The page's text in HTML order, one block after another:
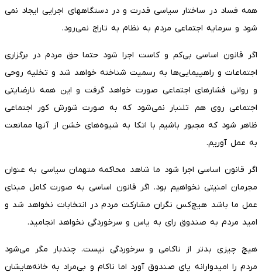
همه فساد در ساختار سیاسی قدرت و در دستگاه­های اجرایی ایجاد نمی­‌
شود و سرمایه اجتماعی مردم به نظام به تاراج نمی­‌رود.
اگر قانون اساسی بی‌کم و کاست اجرا شود حتما حق مردم در برگزاری
اجتماعات و راه­پیمایی­‌ها به رسمیت شناخته خواهد شد و تخلیه روحی
و روانی فشارهای اجتماعی صورت خواهد گرفت و این همه نارضایتی
اجتماعی روی هم تلنبار نمی‌­شود که به صورت شورش کور اجتماعی
ظاهر شود که مجبور باشیم با اتکا به شیوه‌های خشن از آنها ممانعت
به عمل آوریم.
اگر قانون اساسی اجرا شود ما شاهد محاکمه متهمان سیاسی به عنوان
مجرمان امنیتی نخواهیم بود. اگر قانون اساسی به صورت کامل مبنای
عمل ما باشد هیچ‌کس نگران مشارکت مردم در انتخابات نخواهد شد و
امید مردم به صندوق رای به یاس و سرخوردگی نخواهد انجامید.
هیچ چیزی بدتر از ناکامی و سرخوردگی نیست. چندبار مگر می‌شود
مردم را امیدوارانه پای صندوق آورد اما ناکام و بی‌مراد به خانه‌هایشان